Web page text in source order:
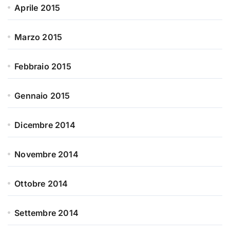
Aprile 2015
Marzo 2015
Febbraio 2015
Gennaio 2015
Dicembre 2014
Novembre 2014
Ottobre 2014
Settembre 2014